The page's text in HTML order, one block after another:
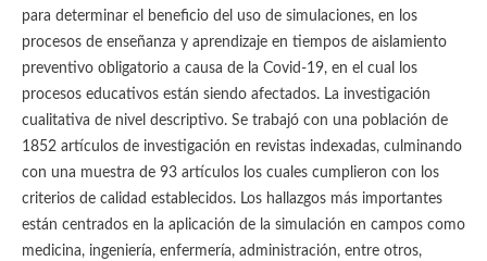
para determinar el beneficio del uso de simulaciones, en los
procesos de enseñanza y aprendizaje en tiempos de aislamiento
preventivo obligatorio a causa de la Covid-19, en el cual los
procesos educativos están siendo afectados. La investigación
cualitativa de nivel descriptivo. Se trabajó con una población de
1852 artículos de investigación en revistas indexadas, culminando
con una muestra de 93 artículos los cuales cumplieron con los
criterios de calidad establecidos. Los hallazgos más importantes
están centrados en la aplicación de la simulación en campos como
medicina, ingeniería, enfermería, administración, entre otros,